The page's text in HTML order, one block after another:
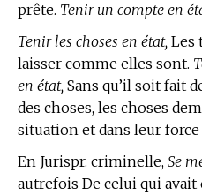
prête. Tenir un compte en
Tenir les choses en état, Les
laisser comme elles sont.
en état, Sans qu’il soit fait
des choses, les choses
situation et dans leur
En Jurispr. criminelle, Se
autrefois De celui qui avait